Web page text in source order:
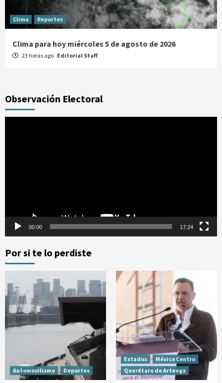
Clima Reportes
Clima para hoy miércoles 5 de agosto de 2026
23 horas ago Editorial Staff
Observación Electoral
00:00 17:24
Por si te lo perdiste
Automovilismo Deportes
Estados
México Centro
Querétaro de Arteaga